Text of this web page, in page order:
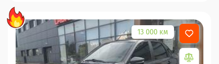
13 000 км